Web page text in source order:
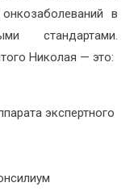
в
стандартами.
Николая — это:
экспертного